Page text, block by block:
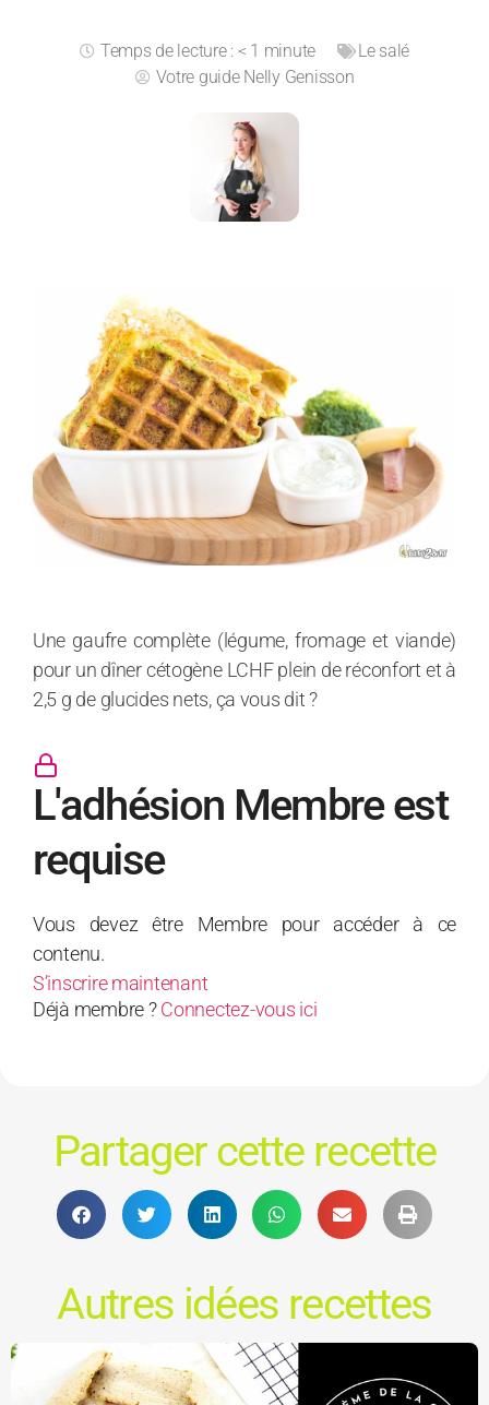
Temps de lecture : < 1 minute
Le salé
Votre guideNelly Genisson
Une gaufre complète (légume, fromage et viande)
pour un dîner cétogène LCHF plein de réconfort et à
2,5 g de glucides nets, ça vous dit ?
L'adhésion Membre est
requise
Vous devez être Membre pour accéder à ce
contenu.
S’inscrire maintenant
Déjà membre ?Connectez-vous ici
Partager cette recette
Autres idées recettes